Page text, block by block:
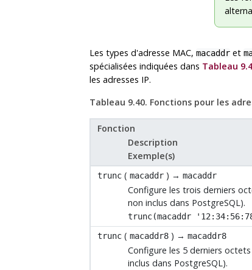
Les types d'adresse MAC, macaddr et
spécialisées indiquées dans Tableau
les adresses IP.
Tableau 9.40. Fonctions pour les
Fonction
Description
Exemple(s)
trunc (macaddr ) →macaddr
Configure les trois derniers
non inclus dans PostgreSQL ).
trunc(macaddr
trunc (macaddr8 ) →macaddr8
Configure les 5 derniers
inclus dans PostgreSQL ).